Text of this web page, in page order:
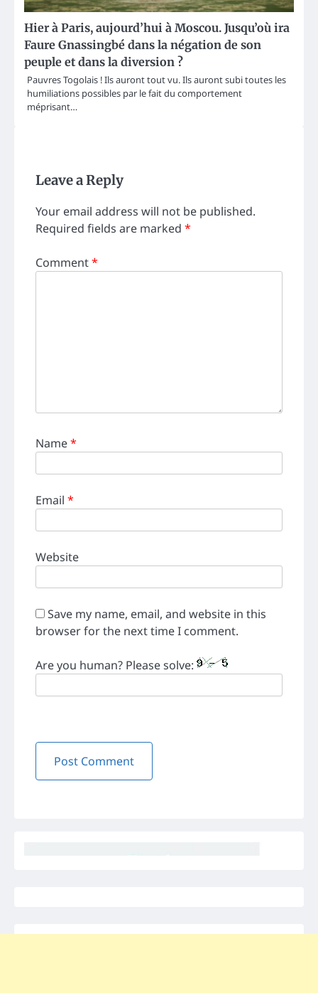
Hier à Paris, aujourd’hui à Moscou. Jusqu’où ira
Faure Gnassingbé dans la négation de son
peuple et dans la diversion ?
Pauvres Togolais ! Ils auront tout vu. Ils auront subi toutes les
humiliations possibles par le fait du comportement
méprisant…
Leave a Reply
Your email address will not be published.
Required fields are marked *
Comment*
Name*
Email *
Website
Save my name, email, and website in this
browser for the next time I comment.
Are you human? Please solve: